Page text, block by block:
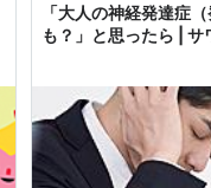
「大人の神経発達症
も？」と思ったら |